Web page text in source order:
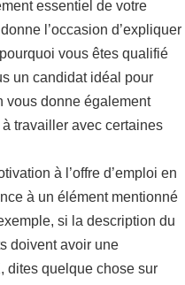
essentiel de votre
l’occasion d’expliquer
vous êtes qualifié
un candidat idéal pour
vous donne également
à travailler avec certaines
à l’offre d’emploi en
à un élément mentionné
si la description du
doivent avoir une
dites quelque chose sur